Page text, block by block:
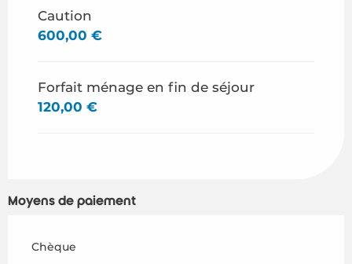
Caution
600,00 €
Forfait ménage en fin de séjour
120,00 €
Moyens de paiement
Chèque